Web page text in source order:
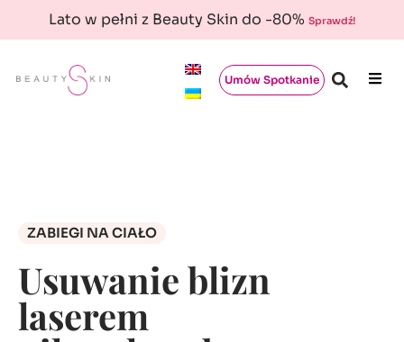
Lato w pełni z Beauty Skin do -80% Sprawdź!
Umów Spotkanie
ZABIEGI NA CIAŁO
Usuwanie blizn
laserem